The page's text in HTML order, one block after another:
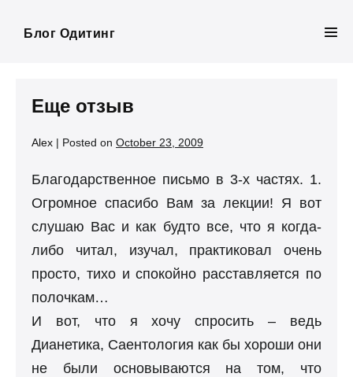
Блог Одитинг
Еще отзыв
Alex | Posted on October 23, 2009
Благодарственное письмо в 3-х частях. 1.
Огромное спасибо Вам за лекции! Я вот
слушаю Вас и как будто все, что я когда-
либо читал, изучал, практиковал очень
просто, тихо и спокойно расставляется по
полочкам…
И вот, что я хочу спросить – ведь
Дианетика, Саентология как бы хороши они
не были основываются на том, что